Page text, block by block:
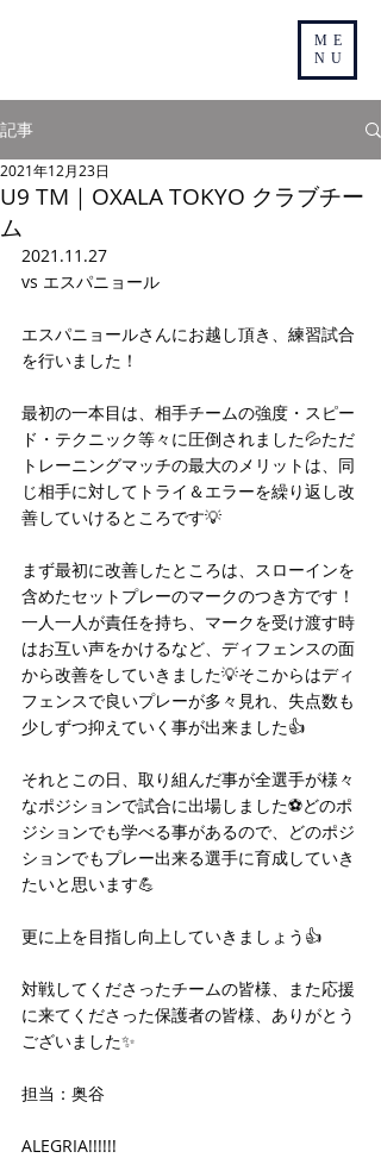
ME
NU
記事
U9 TM｜OXALA TOKYO クラブチー
ム
2021年12月23日
2021.11.27
vs エスパニョール
エスパニョールさんにお越し頂き、練習試合
を行いました！
最初の一本目は、相手チームの強度・スピー
ド・テクニック等々に圧倒されました💦ただ
トレーニングマッチの最大のメリットは、同
じ相手に対してトライ＆エラーを繰り返し改
善していけるところです💡
まず最初に改善したところは、スローインを
含めたセットプレーのマークのつき方です！
一人一人が責任を持ち、マークを受け渡す時
はお互い声をかけるなど、ディフェンスの面
から改善をしていきました💡そこからはディ
フェンスで良いプレーが多々見れ、失点数も
少しずつ抑えていく事が出来ました👍
それとこの日、取り組んだ事が全選手が様々
なポジションで試合に出場しました⚽️どのポ
ジションでも学べる事があるので、どのポジ
ションでもプレー出来る選手に育成していき
たいと思います💪
更に上を目指し向上していきましょう👍
対戦してくださったチームの皆様、また応援
に来てくださった保護者の皆様、ありがとう
ございました✨
担当：奥谷
ALEGRIA!!!!!!